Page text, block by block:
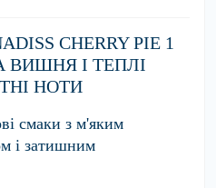
CHERRY PIE 1
І ТЕПЛІ
НОТИ
смаки з м'яким
і затишним